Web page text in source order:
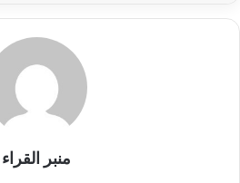
منبر القراء